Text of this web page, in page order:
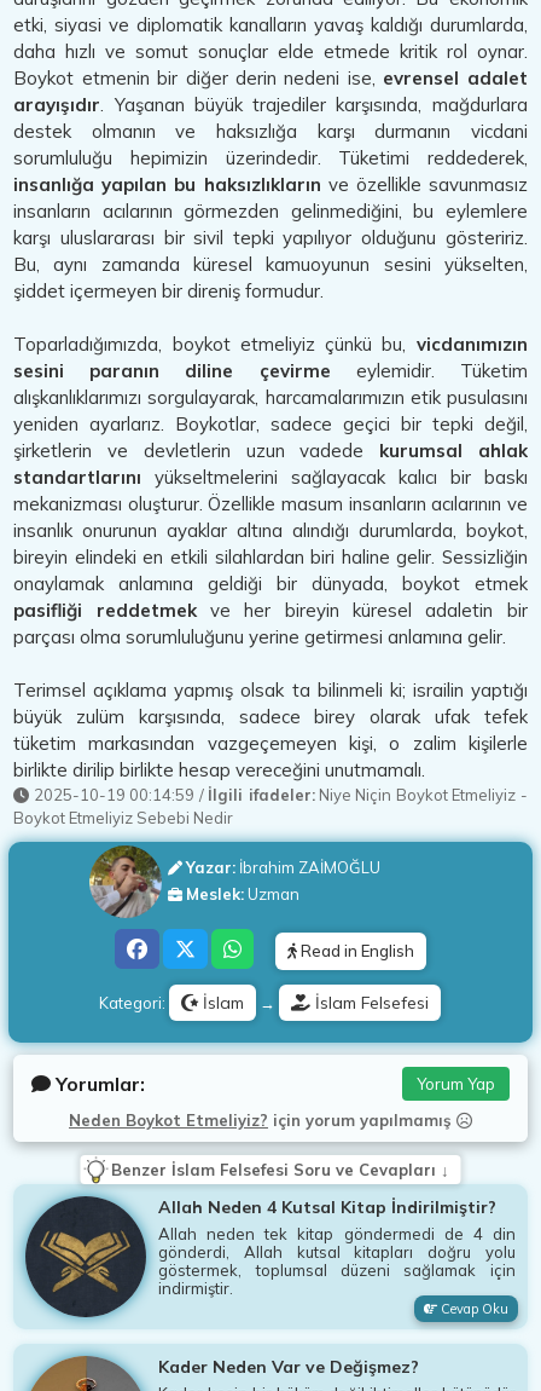
etki, siyasi ve diplomatik kanalların yavaş kaldığı durumlarda,
daha hızlı ve somut sonuçlar elde etmede kritik rol oynar.
Boykot etmenin bir diğer derin nedeni ise, evrensel adalet
arayışıdır. Yaşanan büyük trajediler karşısında, mağdurlara
destek olmanın ve haksızlığa karşı durmanın vicdani
sorumluluğu hepimizin üzerindedir. Tüketimi reddederek,
insanlığa yapılan bu haksızlıkların ve özellikle savunmasız
insanların acılarının görmezden gelinmediğini, bu eylemlere
karşı uluslararası bir sivil tepki yapılıyor olduğunu gösteririz.
Bu, aynı zamanda küresel kamuoyunun sesini yükselten,
şiddet içermeyen bir direniş formudur.
Toparladığımızda, boykot etmeliyiz çünkü bu, vicdanımızın
sesini paranın diline çevirme eylemidir. Tüketim
alışkanlıklarımızı sorgulayarak, harcamalarımızın etik pusulasını
yeniden ayarlarız. Boykotlar, sadece geçici bir tepki değil,
şirketlerin ve devletlerin uzun vadede kurumsal ahlak
standartlarını yükseltmelerini sağlayacak kalıcı bir baskı
mekanizması oluşturur. Özellikle masum insanların acılarının ve
insanlık onurunun ayaklar altına alındığı durumlarda, boykot,
bireyin elindeki en etkili silahlardan biri haline gelir. Sessizliğin
onaylamak anlamına geldiği bir dünyada, boykot etmek
pasifliği reddetmekve her bireyin küresel adaletin bir
parçası olma sorumluluğunu yerine getirmesi anlamına gelir.
Terimsel açıklama yapmış olsak ta bilinmeli ki; israilin yaptığı
büyük zulüm karşısında, sadece birey olarak ufak tefek
tüketim markasından vazgeçemeyen kişi, o zalim kişilerle
birlikte dirilip birlikte hesap vereceğini unutmamalı.
2025-10-19 00:14:59 / İlgili ifadeler: Niye Niçin Boykot Etmeliyiz -
Boykot Etmeliyiz Sebebi Nedir
Yazar: İbrahim ZAİMOĞLU
Meslek:Uzman
Kategori: İslam → İslam Felsefesi
Read in English
Yorumlar:
Neden Boykot Etmeliyiz? için yorum yapılmamış
Yorum Yap
Benzer İslam Felsefesi Soru ve Cevapları ↓
Allah Neden 4 Kutsal Kitap İndirilmiştir?
Allah neden tek kitap göndermedi de 4 din
gönderdi, Allah kutsal kitapları doğru yolu
göstermek, toplumsal düzeni sağlamak için
indirmiştir.
Cevap Oku
Kader Neden Var ve Değişmez?